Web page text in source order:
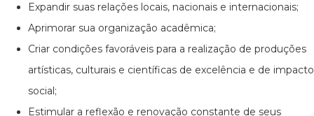
Expandir suas relações locais, nacionais e internacionais;
Aprimorar sua organização acadêmica;
Criar condições favoráveis para a realização de produções
artísticas, culturais e científicas de excelência e de impacto
social;
Estimular a reflexão e renovação constante de seus